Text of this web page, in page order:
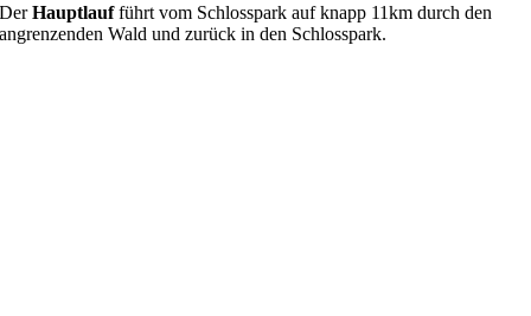
DerHauptlaufführt vom Schlosspark auf knapp 11km durch den
angrenzenden Wald und zurück in den Schlosspark.